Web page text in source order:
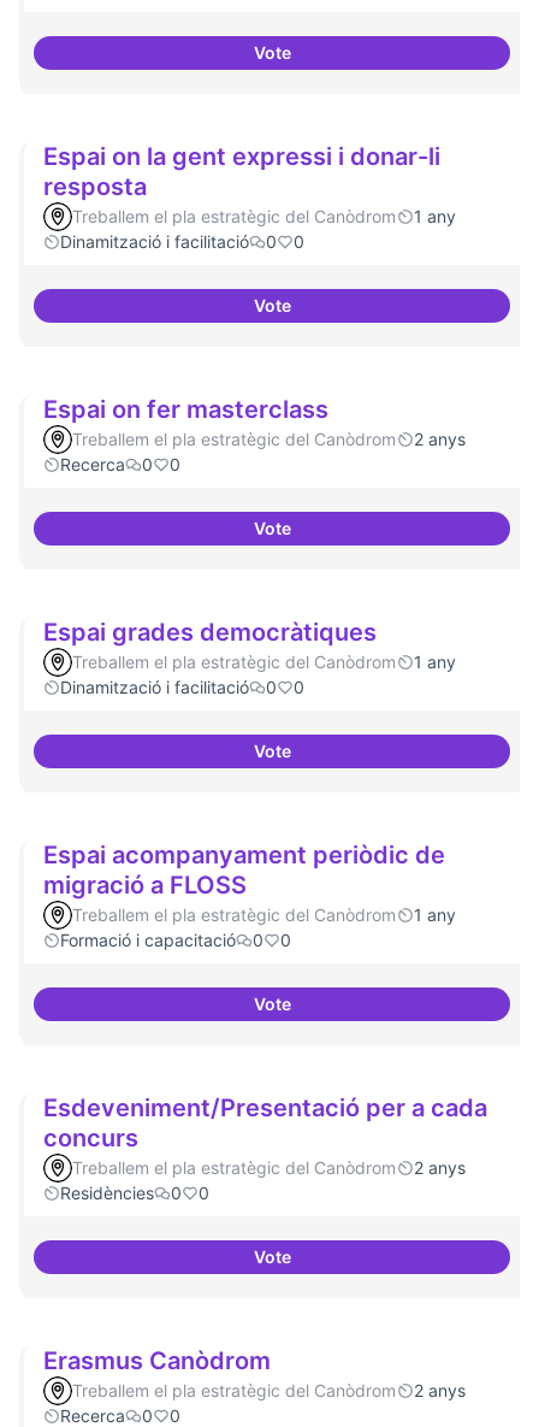
VoteEspai punter en innovació
Espai on la gent expressi i donar-li
resposta
Treballem el pla estratègic del Canòdrom
1 any
Dinamització i facilitació
0 0
VoteEspai on la gent expressi i
Espai on fer masterclass
Treballem el pla estratègic del Canòdrom
2 anys
Recerca
0 0
VoteEspai on fer masterclass
Espai grades democràtiques
Treballem el pla estratègic del Canòdrom
1 any
Dinamització i facilitació
0 0
VoteEspai grades democràtiques
Espai acompanyament periòdic de
migració a FLOSS
Treballem el pla estratègic del Canòdrom
1 any
Formació i capacitació
0 0
VoteEspai acompanyament periòdic
Esdeveniment/Presentació per a cada
concurs
Treballem el pla estratègic del Canòdrom
2 anys
Residències
0 0
VoteEsdeveniment/Presentació per
Erasmus Canòdrom
Treballem el pla estratègic del Canòdrom
2 anys
Recerca
0 0